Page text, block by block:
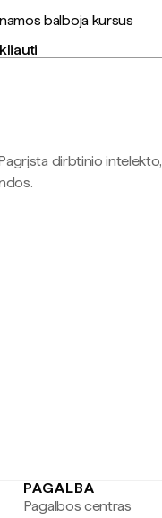
balboja kursus
dirbtinio intelekto,
PAGALBA
Pagalbos centras